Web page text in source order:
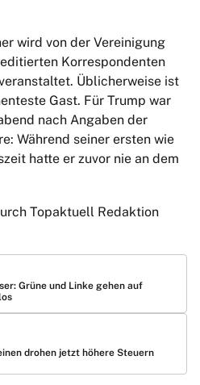
wird von der Vereinigung
Korrespondenten
Üblicherweise ist
Gast. Für Trump war
nach Angaben der
Während seiner ersten wie
hatte er zuvor nie an dem
Topaktuell Redaktion
Grüne und Linke gehen auf
drohen jetzt höhere Steuern